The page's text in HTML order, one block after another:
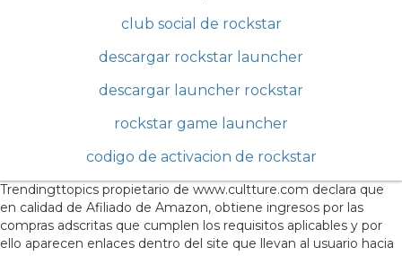
club social de rockstar
descargar rockstar launcher
descargar launcher rockstar
rockstar game launcher
codigo de activacion de rockstar
Trendingttopics propietario de www.cultture.com declara que
en calidad de Afiliado de Amazon, obtiene ingresos por las
compras adscritas que cumplen los requisitos aplicables y por
ello aparecen enlaces dentro del site que llevan al usuario hacia